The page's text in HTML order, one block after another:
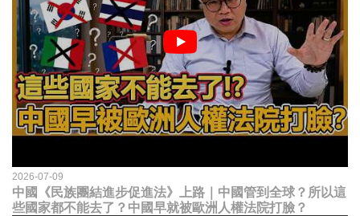
2026-07-09
中國《民族團結進步促進法》上路｜中國管到全球？所以這
些國家都不能去了？中國早就被歐洲人權法院打臉？